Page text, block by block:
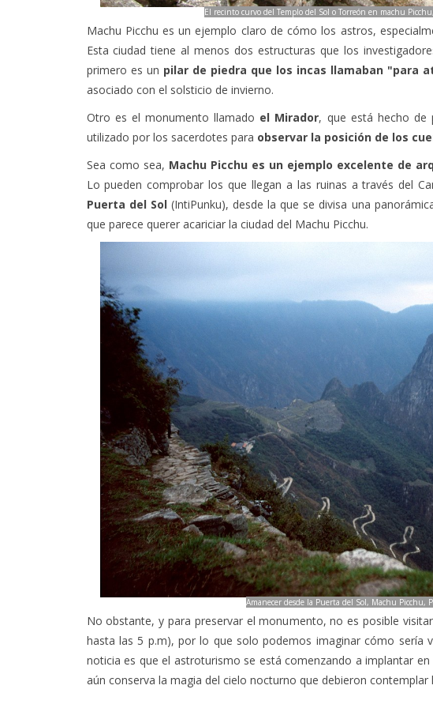
El recinto curvo del Templo del Sol o Torreón en machu
Machu Picchu es un ejemplo claro de cómo los astros,
Esta ciudad tiene al menos dos estructuras que los
primero es un pilar de piedra que los incas llamaban "para
asociado con el solsticio de invierno.
Otro es el monumento llamado el Mirador , que está hecho
utilizado por los sacerdotes para observar la posición de los
Sea como sea, Machu Picchu es un ejemplo excelente de
Lo pueden comprobar los que llegan a las ruinas a través del
Puerta del Sol(IntiPunku), desde la que se divisa una
que parece querer acariciar la ciudad del Machu Picchu.
Amanecer desde la Puerta del Sol, Machu Picchu,
No obstante, y para preservar el monumento, no es posible
hasta las 5 p.m), por lo que solo podemos imaginar cómo sería
noticia es que el astroturismo se está comenzando a implantar
aún conserva la magia del cielo nocturno que debieron contemplar